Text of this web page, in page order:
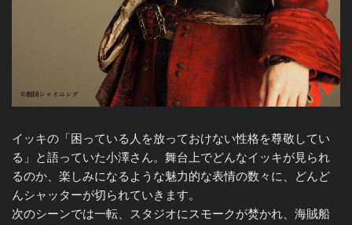
イッキの「困っている人を放っておけない性格を尊敬してい
る」と語っていた小澤さん。舞台上でどんなイッキが見られ
るのか、楽しみになるような魅力的な表情の数々に、どんど
んシャッターが切られていきます。
次のシーンでは一転、スタジオにスモークが焚かれ、海賊船